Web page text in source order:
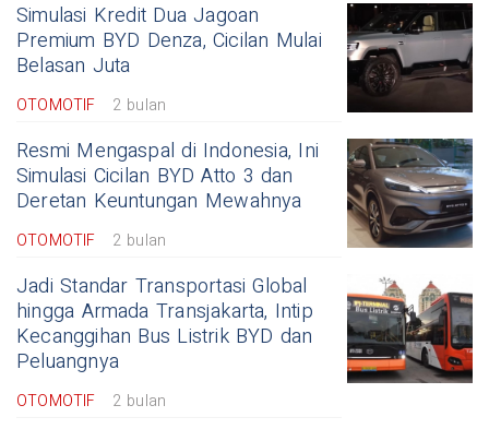
Simulasi Kredit Dua Jagoan
Premium BYD Denza, Cicilan Mulai
Belasan Juta
OTOMOTIF 2 bulan
Resmi Mengaspal di Indonesia, Ini
Simulasi Cicilan BYD Atto 3 dan
Deretan Keuntungan Mewahnya
OTOMOTIF 2 bulan
Jadi Standar Transportasi Global
hingga Armada Transjakarta, Intip
Kecanggihan Bus Listrik BYD dan
Peluangnya
OTOMOTIF 2 bulan